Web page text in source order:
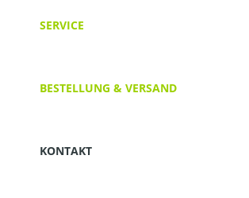
SERVICE
BESTELLUNG & VERSAND
KONTAKT